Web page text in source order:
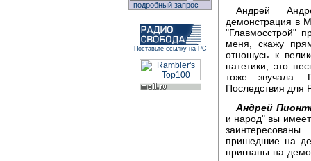
подробный запрос
Поставьте ссылку на РС
Андрей
демонстрация в
"Главмосстрой"
меня, скажу
отношусь к
патетики, это
тоже звучала.
Последствия для
Андрей
и народ" вы
пришедшие на
пригнаны на